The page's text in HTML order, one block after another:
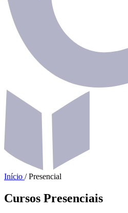
Início / Presencial
Cursos Presenciais